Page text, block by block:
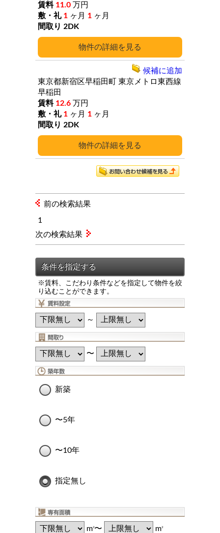
※賃料、こだわり条件などを指定して物件を絞
り込むことができます。
～
〜
新築
〜5年
〜10年
指定無し
m2〜 m2
詳細
11.0 万円
1 ヶ月 1 ヶ月
2DK
詳細
東京都新宿区早稲田町 東京メトロ東西線
早稲田
12.6 万円
1 ヶ月 1 ヶ月
2DK
候補に追加
前の検索結果
1